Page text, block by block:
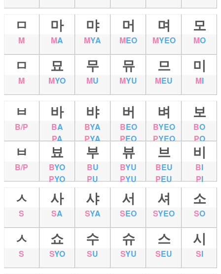
ㅁ
M
마
MA
먀
MYA
머
MEO
며
MYEO
모
MO
ㅁ
M
묘
MYO
무
MU
뮤
MYU
므
MEU
미
MI
ㅂ
B/P
바
BA
PA
뱌
BYA
PYA
버
BEO
PEO
벼
BYEO
PYEO
보
BO
PO
ㅂ
B/P
뵤
BYO
PYO
부
BU
PU
뷰
BYU
PYU
브
BEU
PEU
비
BI
PI
ㅅ
S
사
SA
샤
SYA
서
SEO
셔
SYEO
소
SO
ㅅ
S
쇼
SYO
수
SU
슈
SYU
스
SEU
시
SI